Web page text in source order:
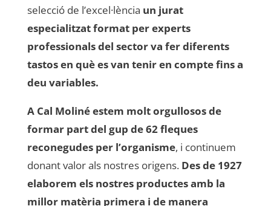
selecció de l’excel·lència un jurat
especialitzat format per experts
professionals del sector va fer diferents
tastos en què es van tenir en compte fins a
deu variables.
A Cal Moliné estem molt orgullosos de
formar part del gup de 62 fleques
reconegudes per l’organisme, i continuem
donant valor als nostres origens. Des de 1927
elaborem els nostres productes amb la
millor matèria primera i de manera